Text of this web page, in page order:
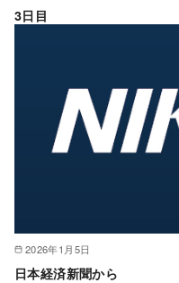
3日目
2026年1月5日
日本経済新聞から